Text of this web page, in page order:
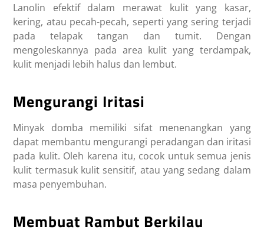
Lanolin efektif dalam merawat kulit yang kasar,
kering, atau pecah-pecah, seperti yang sering terjadi
pada telapak tangan dan tumit. Dengan
mengoleskannya pada area kulit yang terdampak,
kulit menjadi lebih halus dan lembut.
Mengurangi Iritasi
Minyak domba memiliki sifat menenangkan yang
dapat membantu mengurangi peradangan dan iritasi
pada kulit. Oleh karena itu, cocok untuk semua jenis
kulit termasuk kulit sensitif, atau yang sedang dalam
masa penyembuhan.
Membuat Rambut Berkilau